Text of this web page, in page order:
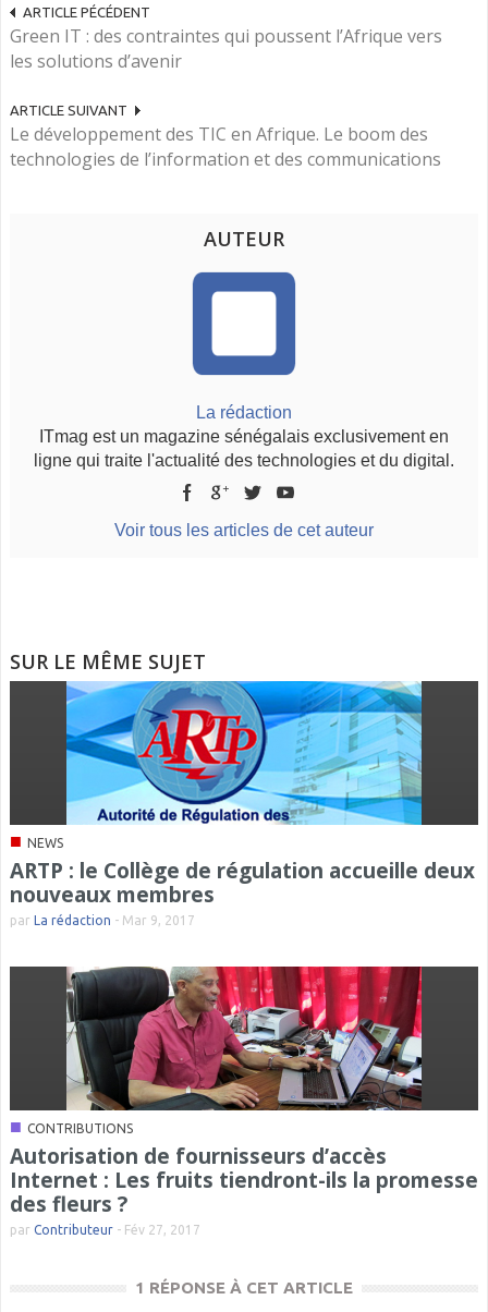
ARTICLE PÉCÉDENT
Green IT : des contraintes qui poussent l’Afrique vers
les solutions d’avenir
ARTICLE SUIVANT
Le développement des TIC en Afrique. Le boom des
technologies de l’information et des communications
AUTEUR
La rédaction
ITmag est un magazine sénégalais exclusivement en
ligne qui traite l'actualité des technologies et du digital.
Voir tous les articles de cet auteur
SUR LE MÊME SUJET
■ NEWS
ARTP : le Collège de régulation accueille deux
nouveaux membres
par La rédaction - Mar 9, 2017
■ CONTRIBUTIONS
Autorisation de fournisseurs d’accès
Internet : Les fruits tiendront-ils la promesse
des fleurs ?
par Contributeur - Fév 27, 2017
1 RÉPONSE À CET ARTICLE